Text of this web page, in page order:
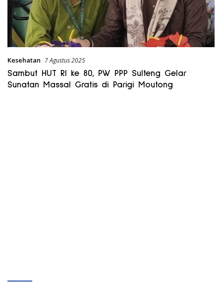
Kesehatan 7 Agustus 2025
Sambut HUT RI ke 80, PW PPP Sulteng Gelar
Sunatan Massal Gratis di Parigi Moutong